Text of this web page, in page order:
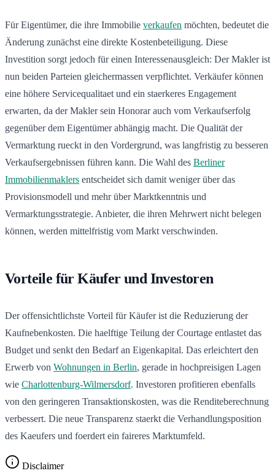
Für Eigentümer, die ihre Immobilie verkaufen möchten, bedeutet die
Änderung zunächst eine direkte Kostenbeteiligung. Diese
Investition sorgt jedoch für einen Interessenausgleich: Der Makler ist
nun beiden Parteien gleichermassen verpflichtet. Verkäufer können
eine höhere Servicequalitaet und ein staerkeres Engagement
erwarten, da der Makler sein Honorar auch vom Verkaufserfolg
gegenüber dem Eigentümer abhängig macht. Die Qualität der
Vermarktung rueckt in den Vordergrund, was langfristig zu besseren
Verkaufsergebnissen führen kann. Die Wahl des Berliner
Immobilienmaklers entscheidet sich damit weniger über das
Provisionsmodell und mehr über Marktkenntnis und
Vermarktungsstrategie. Anbieter, die ihren Mehrwert nicht belegen
können, werden mittelfristig vom Markt verschwinden.
Vorteile für Käufer und Investoren
Der offensichtlichste Vorteil für Käufer ist die Reduzierung der
Kaufnebenkosten. Die haelftige Teilung der Courtage entlastet das
Budget und senkt den Bedarf an Eigenkapital. Das erleichtert den
Erwerb von Wohnungen in Berlin, gerade in hochpreisigen Lagen
wie Charlottenburg-Wilmersdorf. Investoren profitieren ebenfalls
von den geringeren Transaktionskosten, was die Renditeberechnung
verbessert. Die neue Transparenz staerkt die Verhandlungsposition
des Kaeufers und foerdert ein faireres Marktumfeld.
Disclaimer